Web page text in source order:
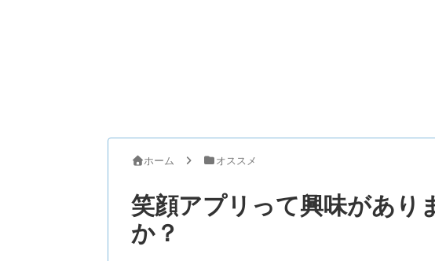
ホーム オススメ
笑顔アプリって興味があり
か？